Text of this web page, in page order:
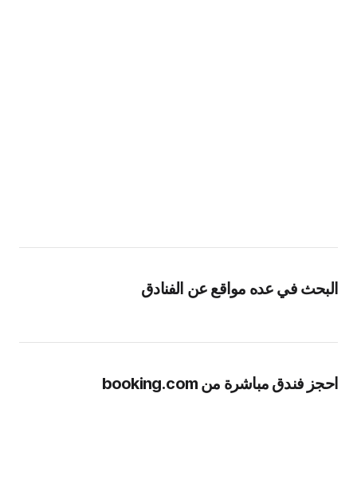
البحث في عده مواقع عن الفنادق
احجز فندق مباشرة من booking.com